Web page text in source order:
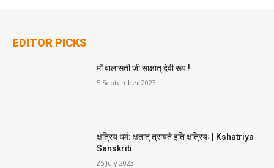
EDITOR PICKS
माँ बालासती जी साक्षात् देवी रूप !
5 September 2023
क्षत्रिय धर्म: क्षतात् त्रायते इति क्षत्रियः | Kshatriya
Sanskriti
25 July 2023